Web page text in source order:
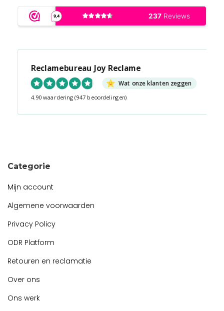
Reclamebureau Joy Reclame
Wat onze klanten zeggen
4.90 waardering (947 beoordelingen)
Categorie
Mijn account
Algemene voorwaarden
Privacy Policy
ODR Platform
Retouren en reclamatie
Over ons
Ons werk